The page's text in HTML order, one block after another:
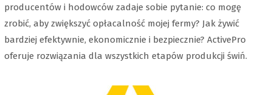
producentów i hodowców zadaje sobie pytanie: co mogę
zrobić, aby zwiększyć opłacalność mojej fermy? Jak żywić
bardziej efektywnie, ekonomicznie i bezpiecznie? ActivePro
oferuje rozwiązania dla wszystkich etapów produkcji świń.